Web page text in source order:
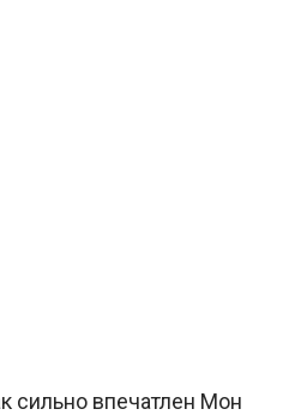
сильно впечатлен Мон